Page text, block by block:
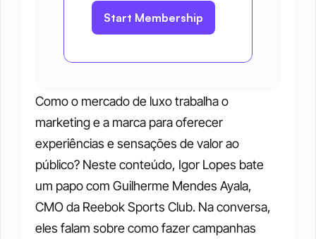
Start Membership
Como o mercado de luxo trabalha o
marketing e a marca para oferecer
experiências e sensações de valor ao
público? Neste conteúdo, Igor Lopes bate
um papo com Guilherme Mendes Ayala,
CMO da Reebok Sports Club. Na conversa,
eles falam sobre como fazer campanhas